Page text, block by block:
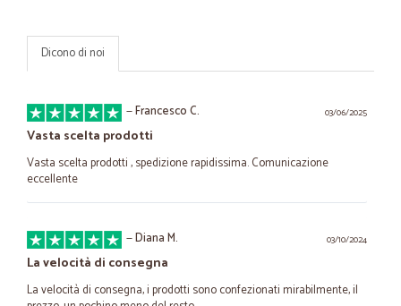
Dicono di noi
03/06/2025
—Francesco C.
Vasta scelta prodotti
Vasta scelta prodotti , spedizione rapidissima. Comunicazione
eccellente
03/10/2024
—Diana M.
La velocità di consegna
La velocità di consegna, i prodotti sono confezionati mirabilmente, il